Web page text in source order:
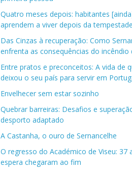
Quatro meses depois: habitantes
aprendem a viver depois da tempestade
Das Cinzas à recuperação: Como
enfrenta as consequências do incêndio
Entre pratos e preconceitos: A vida de
deixou o seu país para servir em
Envelhecer sem estar sozinho
Quebrar barreiras: Desafios e
desporto adaptado
A Castanha, o ouro de Sernancelhe
O regresso do Académico de Viseu: 37
espera chegaram ao fim